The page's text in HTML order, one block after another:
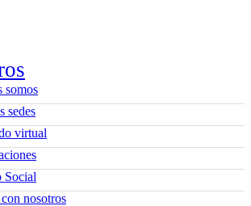
somos
sedes
virtual
Social
nosotros